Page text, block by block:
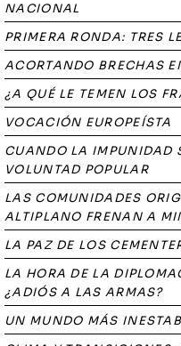
NACIONAL
PRIMERA RONDA: TRES
ACORTANDO BRECHAS
¿A QUÉ LE TEMEN LOS
VOCACIÓN EUROPEÍSTA
CUANDO LA IMPUNIDAD
VOLUNTAD POPULAR
LAS COMUNIDADES
ALTIPLANO FRENAN A
LA PAZ DE LOS
LA HORA DE LA
¿ADIÓS A LAS ARMAS?
UN MUNDO MÁS